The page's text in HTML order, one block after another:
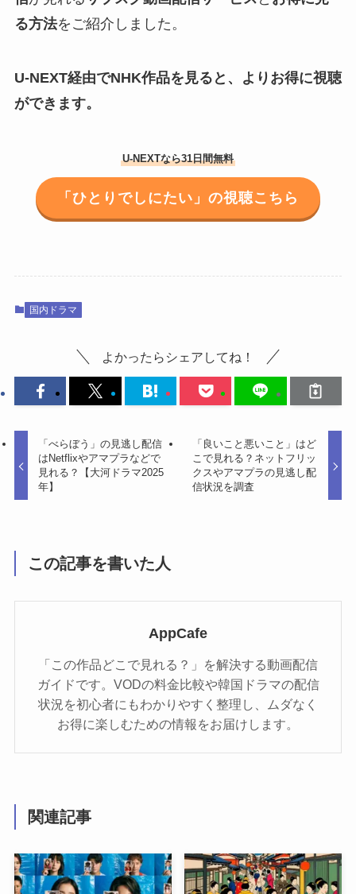
る方法をご紹介しました。
U-NEXT経由でNHK作品を見ると、よりお得に視聴
ができます。
U-NEXTなら31日間無料
「ひとりでしにたい」の視聴こちら
国内ドラマ
よかったらシェアしてね！
「べらぼう」の見逃し配信
はNetflixやアマプラなどで
見れる？【大河ドラマ2025
年】
「良いこと悪いこと」はど
こで見れる？ネットフリッ
クスやアマプラの見逃し配
信状況を調査
この記事を書いた人
AppCafe
「この作品どこで見れる？」を解決する動画配信
ガイドです。VODの料金比較や韓国ドラマの配信
状況を初心者にもわかりやすく整理し、ムダなく
お得に楽しむための情報をお届けします。
関連記事